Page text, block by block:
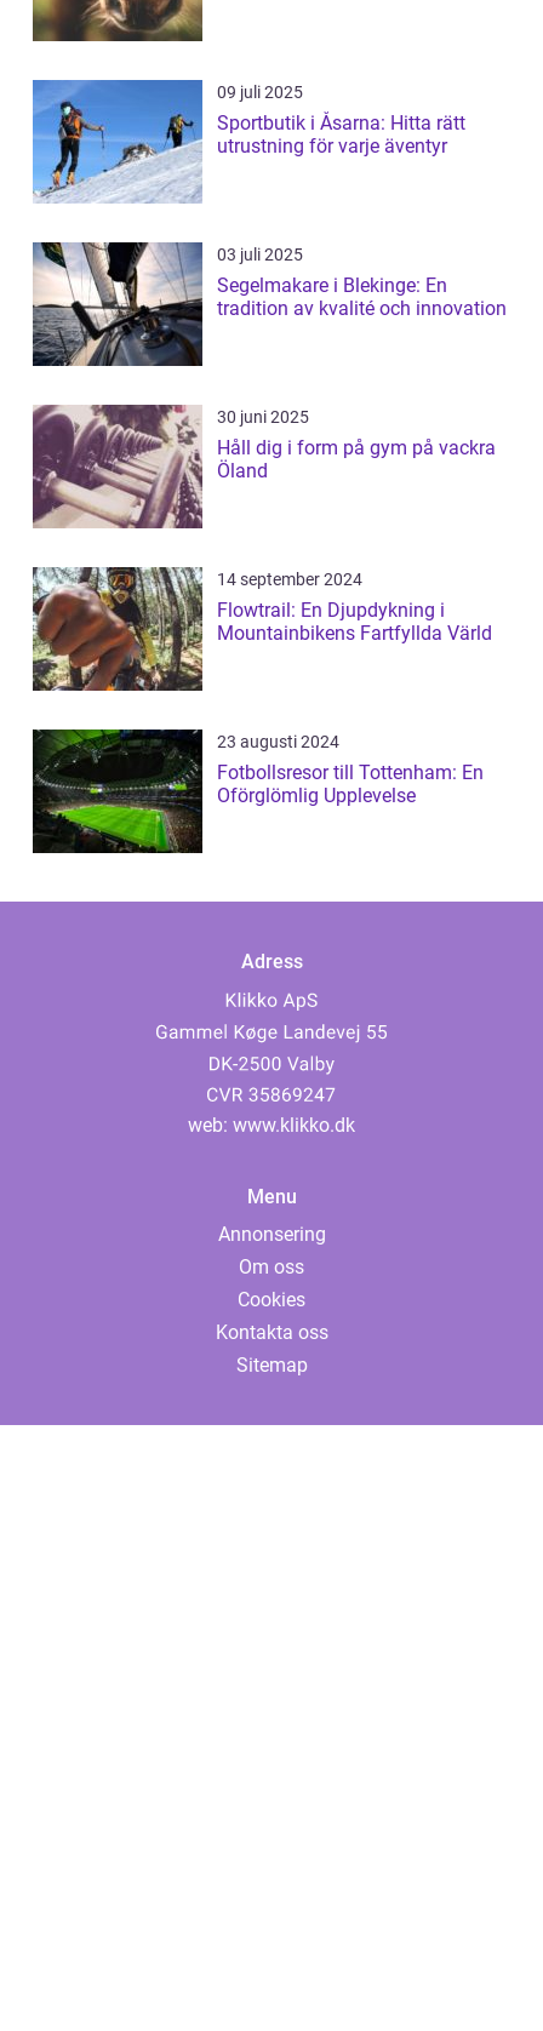
09 juli 2025
Sportbutik i Åsarna: Hitta rätt
utrustning för varje äventyr
03 juli 2025
Segelmakare i Blekinge: En
tradition av kvalité och innovation
30 juni 2025
Håll dig i form på gym på vackra
Öland
14 september 2024
Flowtrail: En Djupdykning i
Mountainbikens Fartfyllda Värld
23 augusti 2024
Fotbollsresor till Tottenham: En
Oförglömlig Upplevelse
Adress
web: www.klikko.dk
Menu
Annonsering
Om oss
Cookies
Kontakta oss
Sitemap